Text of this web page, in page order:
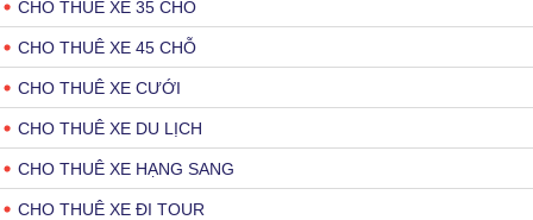
CHO THUÊ XE 35 CHỖ
CHO THUÊ XE 45 CHỖ
CHO THUÊ XE CƯỚI
CHO THUÊ XE DU LỊCH
CHO THUÊ XE HẠNG SANG
CHO THUÊ XE ĐI TOUR